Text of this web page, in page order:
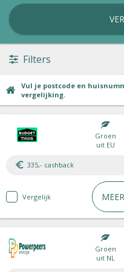
Filters
Vul je postcode en
vergelijking.
Groen
uit EU
335,- cashback
Vergelijk
Groen
uit NL